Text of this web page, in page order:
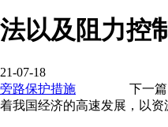
以及阻力控
07-18
路保护措施 下一篇
我国经济的高速发展，以